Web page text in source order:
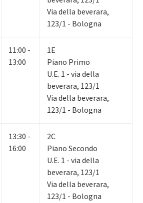
Via della beverara,
123/1 - Bologna
11:00 -
13:00
1E
Piano Primo
U.E. 1 - via della
beverara, 123/1
Via della beverara,
123/1 - Bologna
13:30 -
16:00
2C
Piano Secondo
U.E. 1 - via della
beverara, 123/1
Via della beverara,
123/1 - Bologna